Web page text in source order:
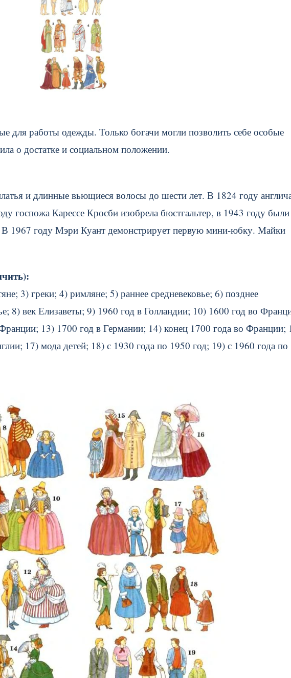
для работы одежды. Только богачи могли позволить себе особые
о достатке и социальном положении.
и длинные вьющиеся волосы до шести лет. В 1824 году
госпожа Карессе Кросби изобрела бюстгальтер, в 1943 году были
В 1967 году Мэри Куант демонстрирует первую мини-юбку. Майки
3) греки; 4) римляне; 5) раннее средневековье; 6) позднее
8) век Елизаветы; 9) 1960 год в Голландии; 10) 1600 год во
13) 1700 год в Германии; 14) конец 1700 года во Франции;
17) мода детей; 18) с 1930 года по 1950 год; 19) с 1960 года